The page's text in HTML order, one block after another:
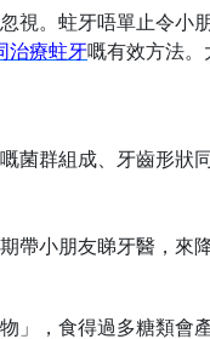
視。蛀牙唔單止令
治療蛀牙嘅有效方法。
群組成、牙齒形狀
帶小朋友睇牙醫，來
，食得過多糖類會